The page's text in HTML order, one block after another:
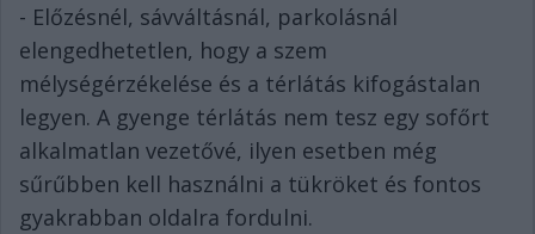
- Előzésnél, sávváltásnál, parkolásnál
elengedhetetlen, hogy a szem
mélységérzékelése és a térlátás kifogástalan
legyen. A gyenge térlátás nem tesz egy sofőrt
alkalmatlan vezetővé, ilyen esetben még
sűrűbben kell használni a tükröket és fontos
gyakrabban oldalra fordulni.